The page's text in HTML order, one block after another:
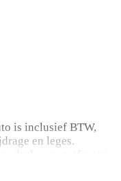
is inclusief BTW,
en leges.
druk – en zetfouten.
rijstijl, snelheid,